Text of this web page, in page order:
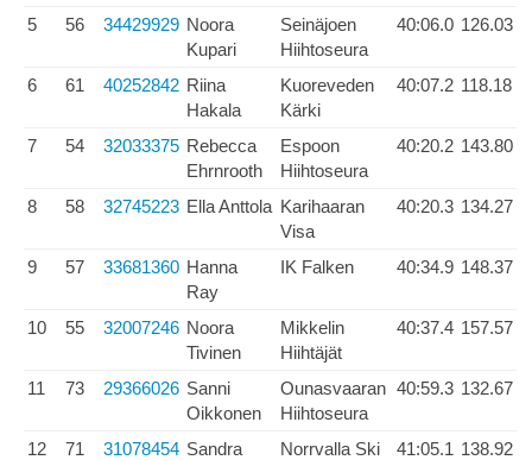
5 56 34429929 Noora
Kupari
Seinäjoen
Hiihtoseura
40:06.0 126.03
6 61 40252842 Riina
Hakala
Kuoreveden
Kärki
40:07.2 118.18
7 54 32033375 Rebecca
Ehrnrooth
Espoon
Hiihtoseura
40:20.2 143.80
8 58 32745223 Ella Anttola Karihaaran
Visa
40:20.3 134.27
9 57 33681360 Hanna
Ray
IK Falken 40:34.9 148.37
10 55 32007246 Noora
Tivinen
Mikkelin
Hiihtäjät
40:37.4 157.57
11 73 29366026 Sanni
Oikkonen
Ounasvaaran
Hiihtoseura
40:59.3 132.67
12 71 31078454 Sandra
Norrvalla Ski
41:05.1 138.92